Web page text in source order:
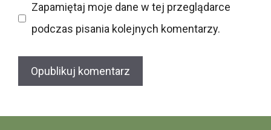
Zapamiętaj moje dane w tej przeglądarce
podczas pisania kolejnych komentarzy.